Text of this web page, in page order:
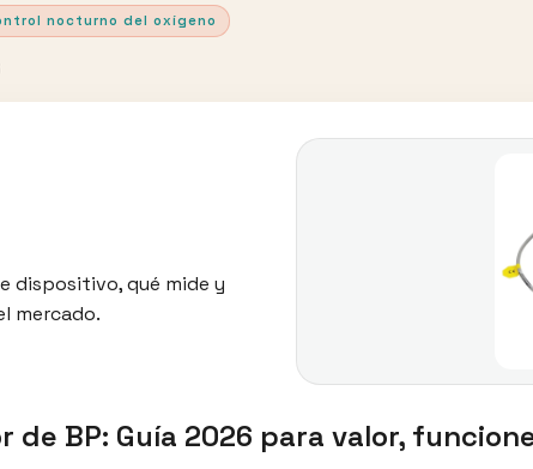
nocturno del oxígeno
dispositivo, qué mide y
mercado.
BP: Guía 2026 para valor,